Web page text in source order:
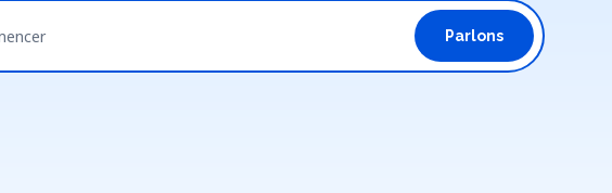
Parlons